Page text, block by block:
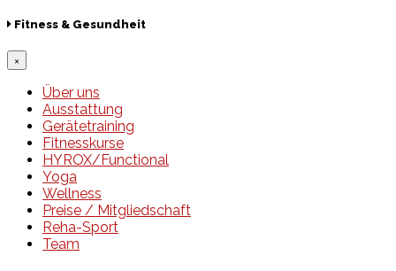
Fitness & Gesundheit
×
Über uns
Ausstattung
Gerätetraining
Fitnesskurse
HYROX/Functional
Yoga
Wellness
Preise / Mitgliedschaft
Reha-Sport
Team